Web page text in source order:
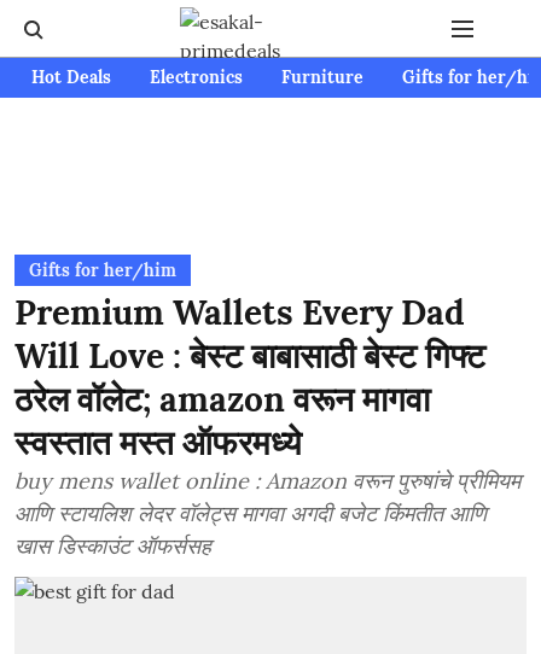
Hot Deals Electronics Furniture Gifts for her/
Gifts for her/him
Premium Wallets Every Dad
Will Love : बेस्ट बाबासाठी बेस्ट गिफ्ट
ठरेल वॉलेट; amazon वरून मागवा
स्वस्तात मस्त ऑफरमध्ये
buy mens wallet online : Amazon वरून पुरुषांचे प्रीमियम
आणि स्टायलिश लेदर वॉलेट्स मागवा अगदी बजेट किंमतीत आणि
खास डिस्काउंट ऑफर्ससह